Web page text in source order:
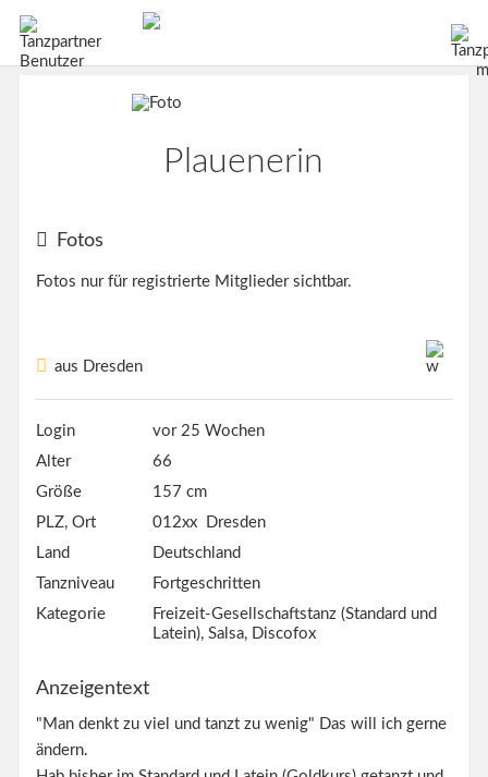
Plauenerin
Fotos
Fotos nur für registrierte Mitglieder sichtbar.
aus Dresden
Login
vor 25 Wochen
Alter
66
Größe
157 cm
PLZ, Ort
012xx Dresden
Land
Deutschland
Tanzniveau
Fortgeschritten
Kategorie
Freizeit-Gesellschaftstanz (Standard und
Latein), Salsa, Discofox
Anzeigentext
"Man denkt zu viel und tanzt zu wenig" Das will ich gerne
ändern.